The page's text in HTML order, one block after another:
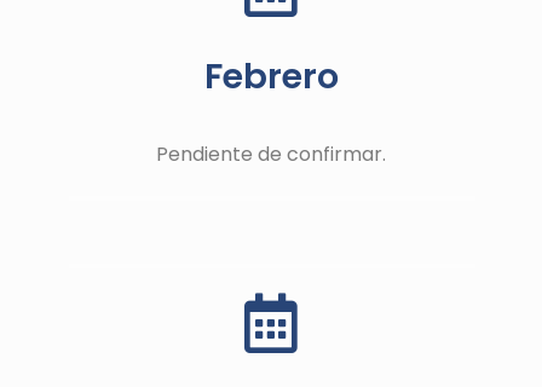
Febrero
Pendiente de confirmar.